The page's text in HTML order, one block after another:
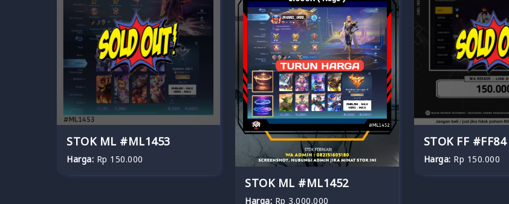
STOK ML #ML1453
Harga: Rp 150.000
STOK ML #ML1452
Harga: Rp 3.000.000
STOK FF #FF84
Harga: Rp 150.000